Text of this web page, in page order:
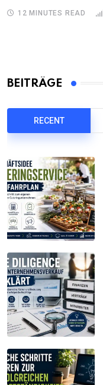
12 MINUTES READ
BEITRÄGE
RECENT